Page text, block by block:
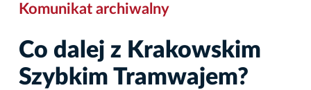
Komunikat archiwalny
Co dalej z Krakowskim
Szybkim Tramwajem?